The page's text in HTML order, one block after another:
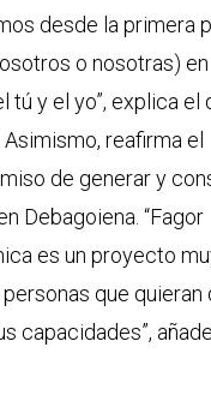
desde la primera
o nosotras)
tú y el yo”, explica el
Asimismo, reafirma el
de generar y
Debagoiena. “Fagor
es un proyecto
que quieran
capacidades”, añade.